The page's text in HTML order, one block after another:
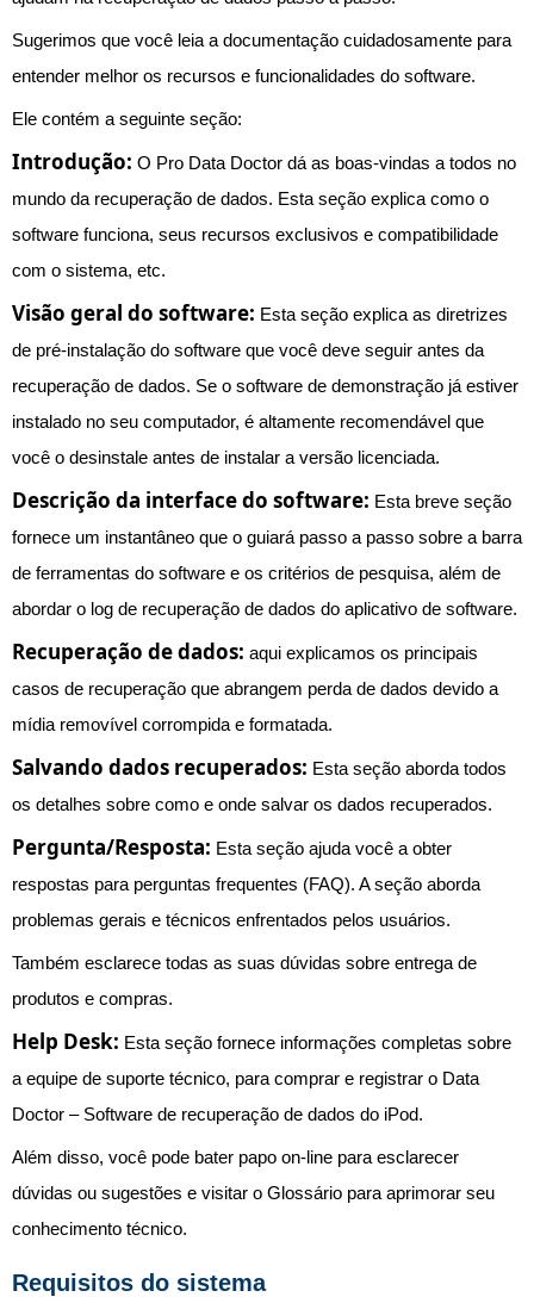
Sugerimos que você leia a documentação cuidadosamente para
entender melhor os recursos e funcionalidades do software.
Ele contém a seguinte seção:
Introdução: O Pro Data Doctor dá as boas-vindas a todos no
mundo da recuperação de dados. Esta seção explica como o
software funciona, seus recursos exclusivos e compatibilidade
com o sistema, etc.
Visão geral do software: Esta seção explica as diretrizes
de pré-instalação do software que você deve seguir antes da
recuperação de dados. Se o software de demonstração já estiver
instalado no seu computador, é altamente recomendável que
você o desinstale antes de instalar a versão licenciada.
Descrição da interface do software: Esta breve seção
fornece um instantâneo que o guiará passo a passo sobre a barra
de ferramentas do software e os critérios de pesquisa, além de
abordar o log de recuperação de dados do aplicativo de software.
Recuperação de dados: aqui explicamos os principais
casos de recuperação que abrangem perda de dados devido a
mídia removível corrompida e formatada.
Salvando dados recuperados: Esta seção aborda todos
os detalhes sobre como e onde salvar os dados recuperados.
Pergunta/Resposta: Esta seção ajuda você a obter
respostas para perguntas frequentes (FAQ). A seção aborda
problemas gerais e técnicos enfrentados pelos usuários.
Também esclarece todas as suas dúvidas sobre entrega de
produtos e compras.
Help Desk: Esta seção fornece informações completas sobre
a equipe de suporte técnico, para comprar e registrar o Data
Doctor – Software de recuperação de dados do iPod.
Além disso, você pode bater papo on-line para esclarecer
dúvidas ou sugestões e visitar o Glossário para aprimorar seu
conhecimento técnico.
Requisitos do sistema